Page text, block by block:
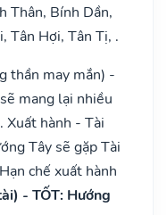
Thân, Bính Dần,
Tân Hợi, Tân Tị, .
thần may mắn) -
mang lại nhiều
Xuất hành - Tài
Tây sẽ gặp Tài
chế xuất hành
- TỐT: Hướng